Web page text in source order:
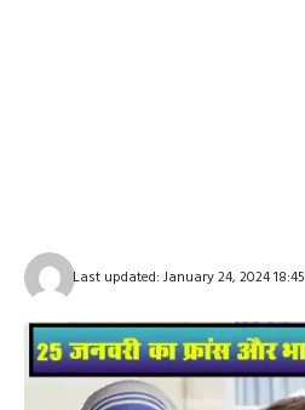
Last updated: January 24, 2024 18:45